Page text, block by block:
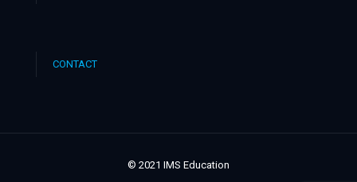
CONTACT
© 2021 IMS Education